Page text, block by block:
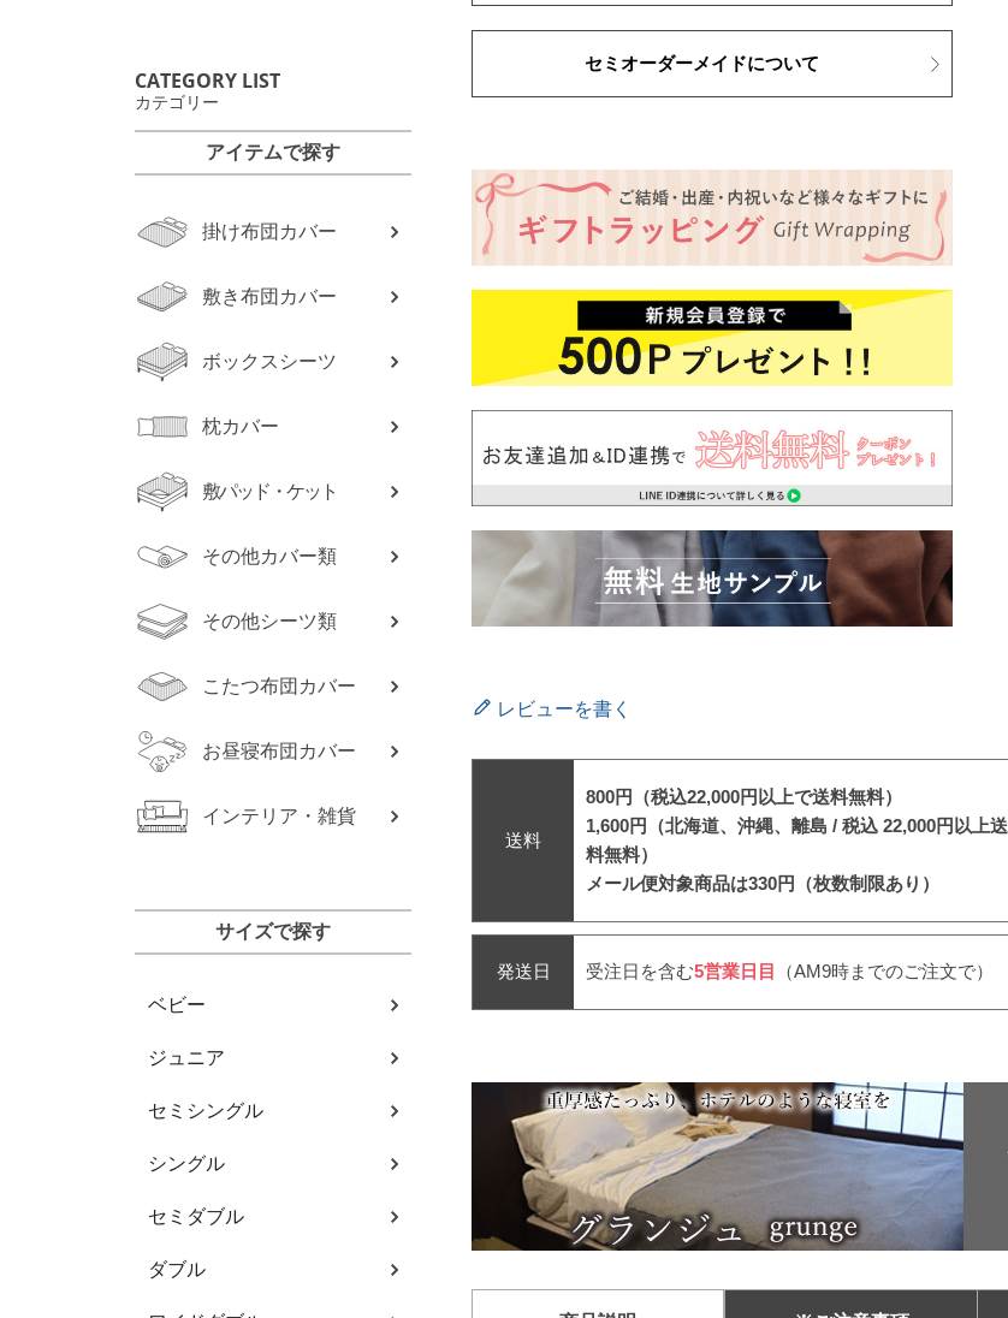
CATEGORY LIST
カテゴリー
アイテムで探す
掛け布団カバー
敷き布団カバー
ボックスシーツ
枕カバー
敷パッド・ケット
その他カバー類
その他シーツ類
こたつ布団カバー
お昼寝布団カバー
インテリア・雑貨
サイズで探す
ベビー
ジュニア
セミシングル
シングル
セミダブル
ダブル
セミオーダーメイドについて
レビューを書く
送料
800円（税込22,000円以上で送料無料）
1,600円（北海道、沖縄、離島 / 税込 22,000円以上送
料無料）
メール便対象商品は330円（枚数制限あり）
発送日 受注日を含む5営業日目 （AM9時までのご注文で）